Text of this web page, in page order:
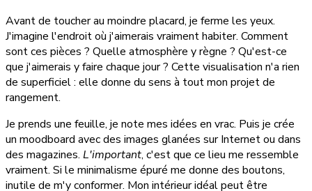
Avant de toucher au moindre placard, je ferme les yeux.
J'imagine l'endroit où j'aimerais vraiment habiter. Comment
sont ces pièces ? Quelle atmosphère y règne ? Qu'est-ce
que j'aimerais y faire chaque jour ? Cette visualisation n'a rien
de superficiel : elle donne du sens à tout mon projet de
rangement.
Je prends une feuille, je note mes idées en vrac. Puis je crée
un moodboard avec des images glanées sur Internet ou dans
des magazines. L'important, c'est que ce lieu me ressemble
vraiment. Si le minimalisme épuré me donne des boutons,
inutile de m'y conformer. Mon intérieur idéal peut être